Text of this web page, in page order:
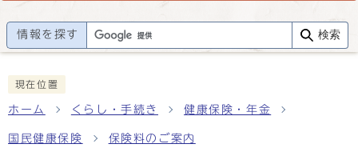
情報を探す 検索
現在位置
ホーム くらし・手続き 健康保険・年金
国民健康保険 保険料のご案内